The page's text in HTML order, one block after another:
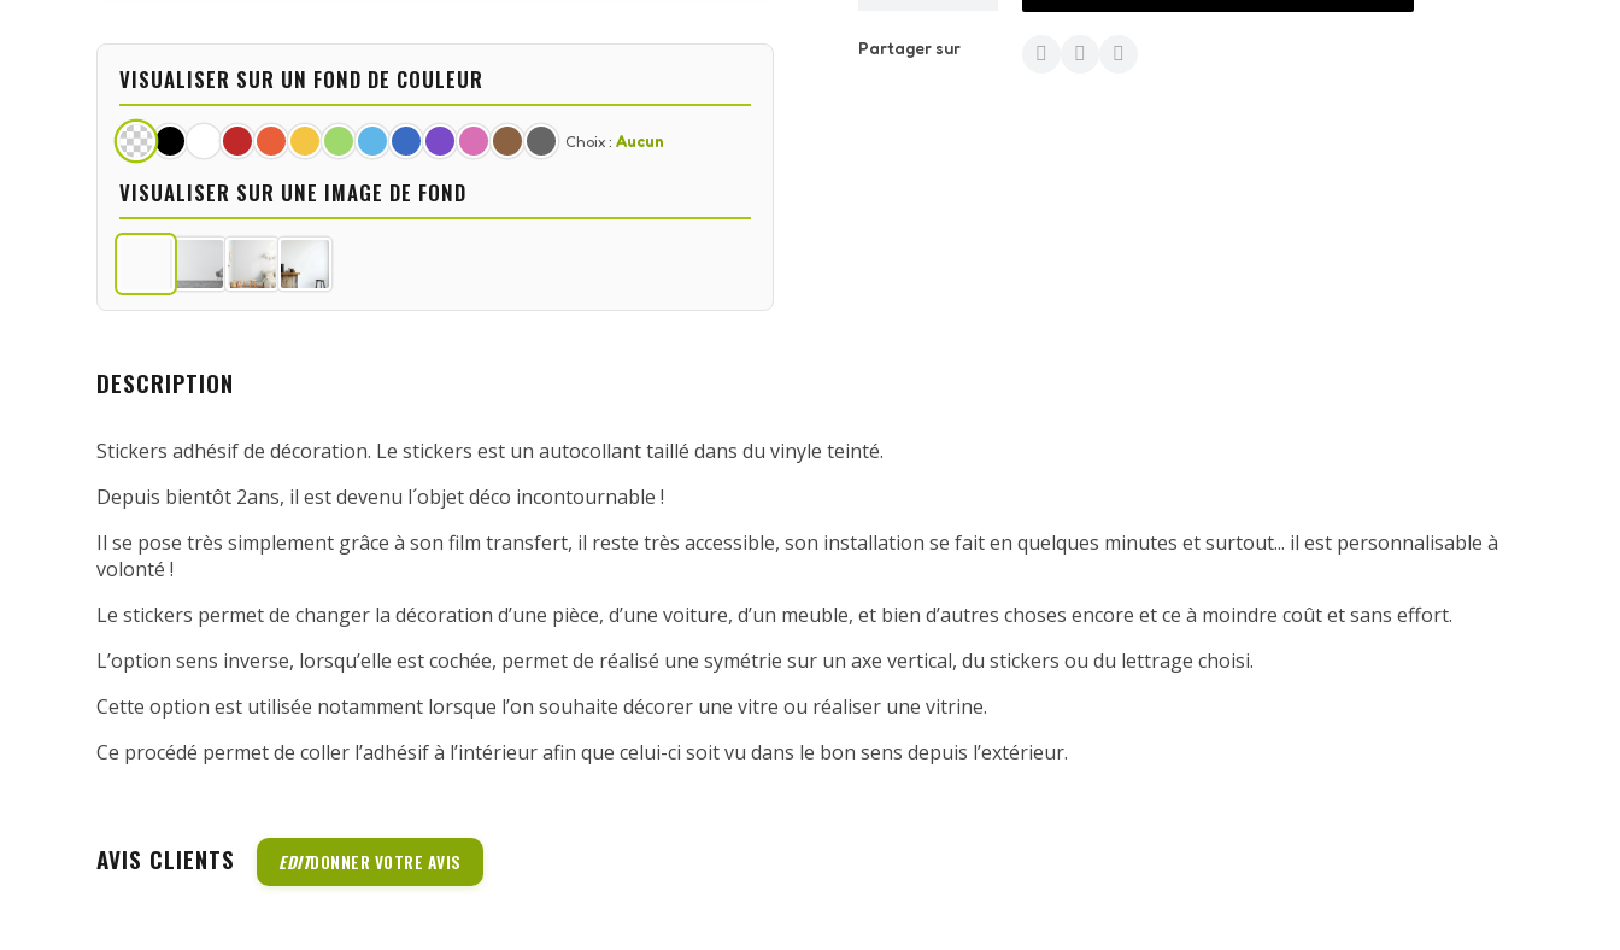
VISUALISER SUR UN FOND DE COULEUR
Choix : Aucun
VISUALISER SUR UNE IMAGE DE FOND
Partager sur
DESCRIPTION
Stickers adhésif de décoration. Le stickers est un autocollant taillé dans du vinyle teinté.
Depuis bientôt 2ans, il est devenu l´objet déco incontournable !
Il se pose très simplement grâce à son film transfert, il reste très accessible, son installation se fait en quelques minutes et surtout... il est personnalisable à
volonté !
Le stickers permet de changer la décoration d’une pièce, d’une voiture, d’un meuble, et bien d’autres choses encore et ce à moindre coût et sans effort.
L’option sens inverse, lorsqu’elle est cochée, permet de réalisé une symétrie sur un axe vertical, du stickers ou du lettrage choisi.
Cette option est utilisée notamment lorsque l’on souhaite décorer une vitre ou réaliser une vitrine.
Ce procédé permet de coller l’adhésif à l’intérieur afin que celui-ci soit vu dans le bon sens depuis l’extérieur.
AVIS CLIENTS EDITDONNER VOTRE AVIS